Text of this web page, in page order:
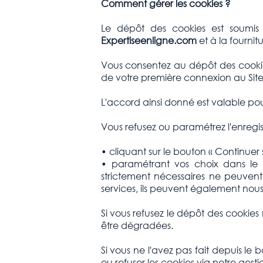
Comment gérer les cookies ?
Le dépôt des cookies est
Expertiseenligne.comet à la
Vous consentez au dépôt des
de votre première connexion au
L'accord ainsi donné est valable
Vous refusez ou paramétrez
• cliquant sur le bouton «
• paramétrant vos choix dans le
strictement nécessaires ne
services, ils peuvent également
Si vous refusez le dépôt des
être dégradées.
Si vous ne l'avez pas fait depuis le